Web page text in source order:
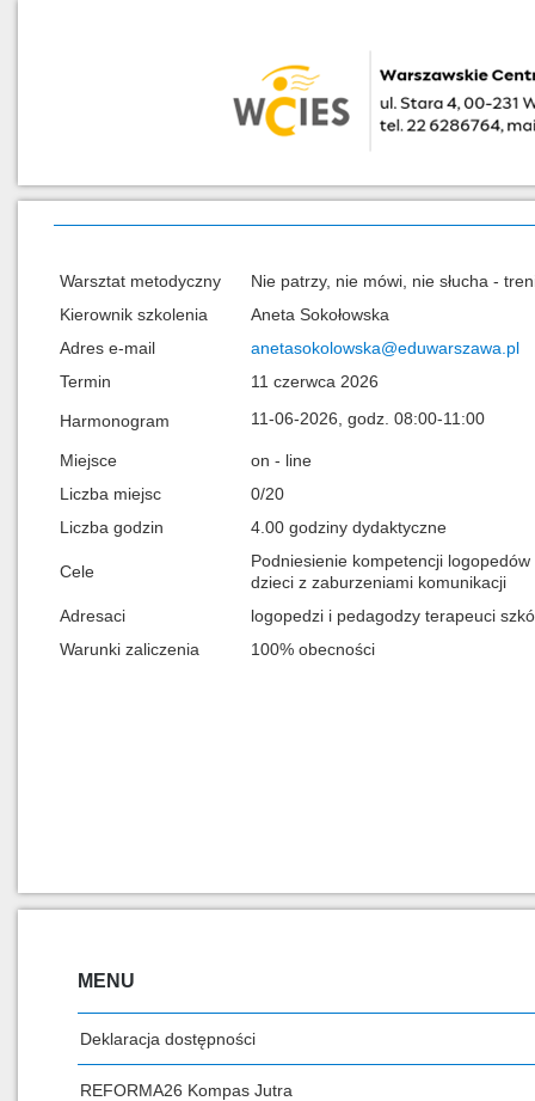
Warsztat metodyczny
Nie patrzy, nie mówi, nie słucha -
Kierownik szkolenia
Aneta Sokołowska
Adres e-mail
anetasokolowska@eduwarszawa.pl
Termin
11 czerwca 2026
Harmonogram 11-06-2026, godz. 08:00-11:00
Miejsce
on - line
Liczba miejsc
0/20
Liczba godzin
4.00 godziny dydaktyczne
Cele
Podniesienie kompetencji
dzieci z zaburzeniami komunikacji
Adresaci
logopedzi i pedagodzy terapeuci
Warunki zaliczenia
100% obecności
MENU
Deklaracja dostępności
REFORMA26 Kompas Jutra